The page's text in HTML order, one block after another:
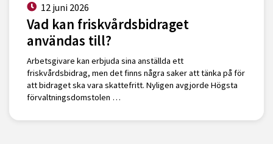
12 juni 2026
Vad kan friskvårdsbidraget
användas till?
Arbetsgivare kan erbjuda sina anställda ett
friskvårdsbidrag, men det finns några saker att tänka på för
att bidraget ska vara skattefritt. Nyligen avgjorde Högsta
förvaltningsdomstolen …